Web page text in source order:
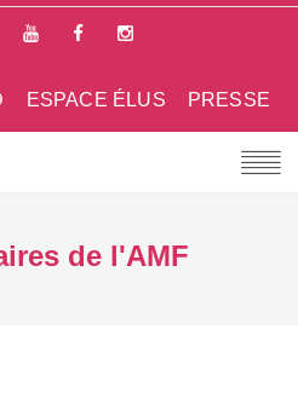
PRESSE
ESPACE ÉLUS
de l'AMF